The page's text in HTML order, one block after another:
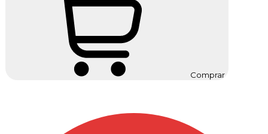
Comprar